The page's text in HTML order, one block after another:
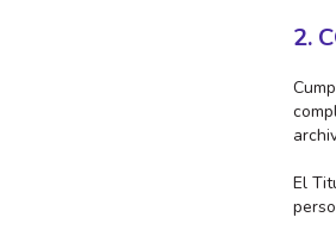
2.
El